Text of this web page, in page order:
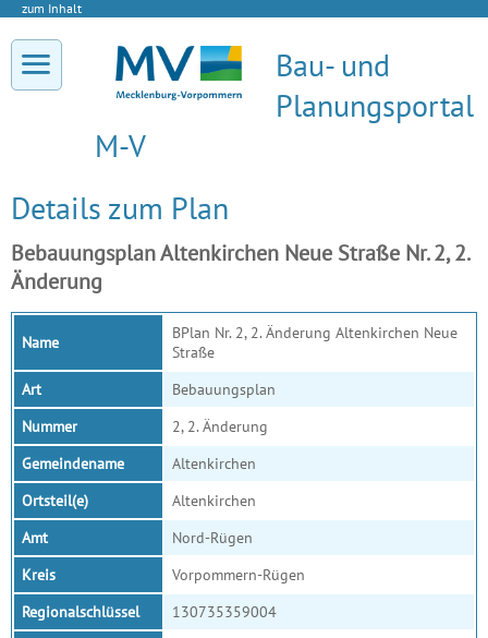
zum Inhalt
Bau- und
Planungsportal
M-V
Details zum Plan
Bebauungsplan Altenkirchen Neue Straße Nr. 2, 2.
Änderung
Name
BPlan Nr. 2, 2. Änderung Altenkirchen Neue
Straße
Art
Bebauungsplan
Nummer
2, 2. Änderung
Gemeindename
Altenkirchen
Ortsteil(e)
Altenkirchen
Amt
Nord-Rügen
Kreis
Vorpommern-Rügen
Regionalschlüssel
130735359004